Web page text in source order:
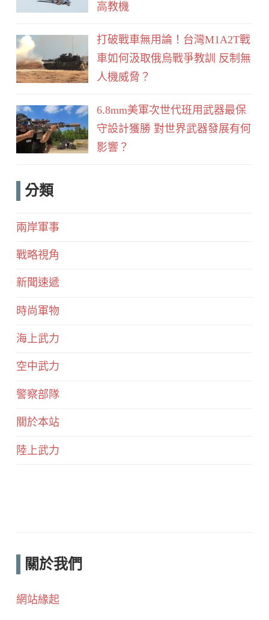
高教機
打破戰車無用論！台灣M1A2T戰
車如何汲取俄烏戰爭教訓 反制無
人機威脅？
6.8mm美軍次世代班用武器最保
守設計獲勝 對世界武器發展有何
影響？
分類
兩岸軍事
戰略視角
新聞速遞
時尚軍物
海上武力
空中武力
警察部隊
關於本站
陸上武力
關於我們
網站緣起